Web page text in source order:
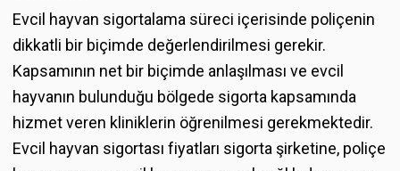
Evcil hayvan sigortalama süreci içerisinde poliçenin
dikkatli bir biçimde değerlendirilmesi gerekir.
Kapsamının net bir biçimde anlaşılması ve evcil
hayvanın bulunduğu bölgede sigorta kapsamında
hizmet veren kliniklerin öğrenilmesi gerekmektedir.
Evcil hayvan sigortası fiyatları sigorta şirketine, poliçe